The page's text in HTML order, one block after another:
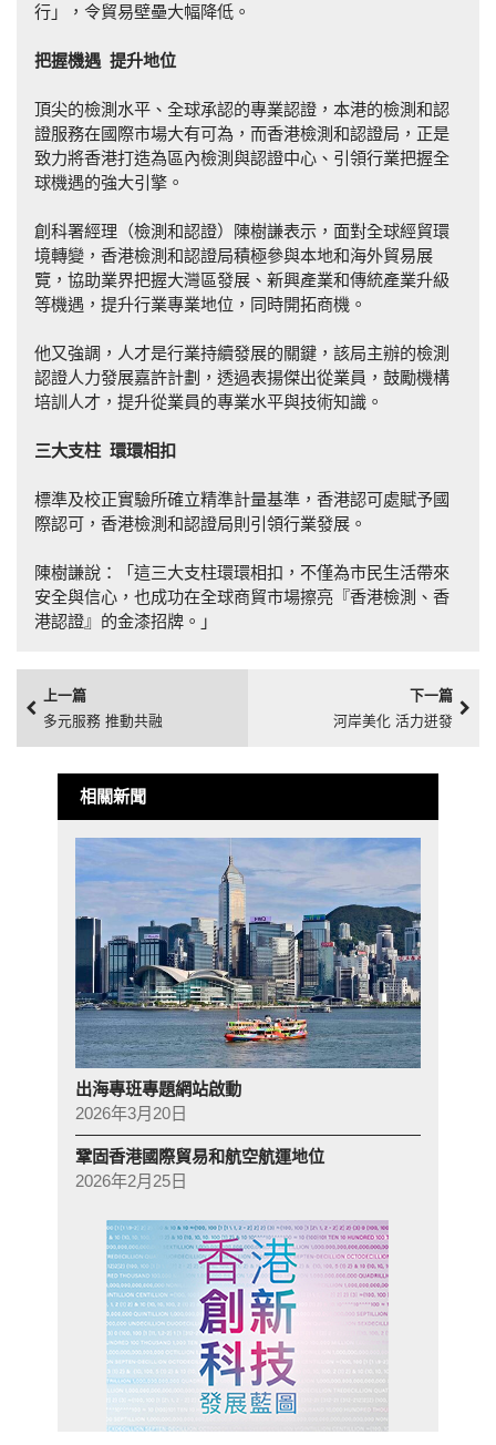
行」，令貿易壁壘大幅降低。
把握機遇 提升地位
頂尖的檢測水平、全球承認的專業認證，本港的檢測和認
證服務在國際市場大有可為，而香港檢測和認證局，正是
致力將香港打造為區內檢測與認證中心、引領行業把握全
球機遇的強大引擎。
創科署經理（檢測和認證）陳樹謙表示，面對全球經貿環
境轉變，香港檢測和認證局積極參與本地和海外貿易展
覽，協助業界把握大灣區發展、新興產業和傳統產業升級
等機遇，提升行業專業地位，同時開拓商機。
他又強調，人才是行業持續發展的關鍵，該局主辦的檢測
認證人力發展嘉許計劃，透過表揚傑出從業員，鼓勵機構
培訓人才，提升從業員的專業水平與技術知識。
三大支柱 環環相扣
標準及校正實驗所確立精準計量基準，香港認可處賦予國
際認可，香港檢測和認證局則引領行業發展。
陳樹謙說：「這三大支柱環環相扣，不僅為市民生活帶來
安全與信心，也成功在全球商貿市場擦亮『香港檢測、香
港認證』的金漆招牌。」
上一篇
多元服務 推動共融
下一篇
河岸美化 活力迸發
相關新聞
出海專班專題網站啟動
2026年3月20日
鞏固香港國際貿易和航空航運地位
2026年2月25日